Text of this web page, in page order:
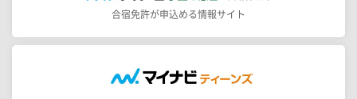
合宿免許が申込める情報サイト